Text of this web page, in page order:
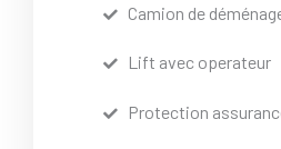
Camion de
Lift avec operateur
Protection